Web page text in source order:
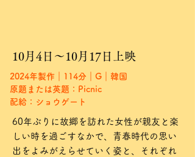
10月4日〜10月17日上映
2024年製作｜114分｜G｜韓国
原題または英題：Picnic
配給：ショウゲート
60年ぶりに故郷を訪れた女性が親友と楽
しい時を過ごすなかで、青春時代の思い
出をよみがえらせていく姿と、それぞれ